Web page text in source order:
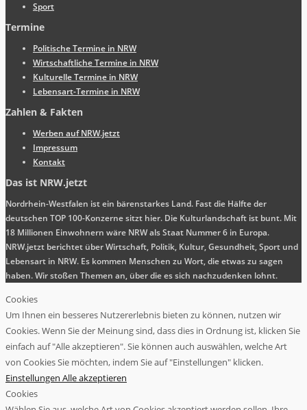
Sport
Termine
Politische Termine in NRW
Wirtschaftliche Termine in NRW
Kulturelle Termine in NRW
Lebensart-Termine in NRW
Zahlen & Fakten
Werben auf NRW.jetzt
Impressum
Kontakt
Das ist NRW.jetzt
Nordrhein-Westfalen ist ein bärenstarkes Land. Fast die Hälfte der
deutschen TOP 100-Konzerne sitzt hier. Die Kulturlandschaft ist bunt. Mit
18 Millionen Einwohnern wäre NRW als Staat Nummer 6 in Europa.
NRW.jetzt berichtet über Wirtschaft, Politik, Kultur, Gesundheit, Sport und
Lebensart in NRW. Es kommen Menschen zu Wort, die etwas zu sagen
haben. Wir stoßen Themen an, über die es sich nachzudenken lohnt.
Cookies
Um Ihnen ein besseres Nutzererlebnis bieten zu können, nutzen wir
Cookies. Wenn Sie der Meinung sind, dass dies in Ordnung ist, klicken Sie
einfach auf "Alle akzeptieren". Sie können auch auswählen, welche Art
von Cookies Sie möchten, indem Sie auf "Einstellungen" klicken.
Einstellungen Alle akzeptieren
Cookies